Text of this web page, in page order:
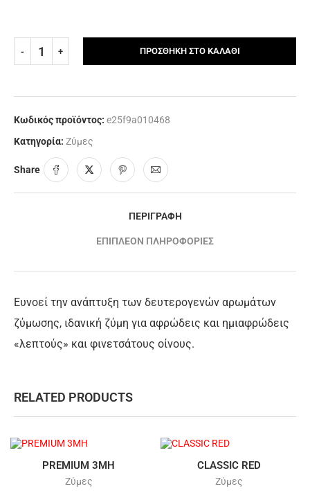
ΠΡΟΣΘΉΚΗ ΣΤΟ ΚΑΛΆΘΙ
Κωδικός προϊόντος: e25f9a010468
Κατηγορία: Ζύμες
Share
ΠΕΡΙΓΡΑΦΉ
ΕΠΙΠΛΈΟΝ ΠΛΗΡΟΦΟΡΊΕΣ
Ευνοεί την ανάπτυξη των δευτερογενών αρωμάτων
ζύμωσης, ιδανική ζύμη για αφρώδεις και ημιαφρώδεις
«λεπτούς» και φινετσάτους οίνους.
RELATED PRODUCTS
PREMIUM 3MH
Ζύμες
CLASSIC RED
Ζύμες